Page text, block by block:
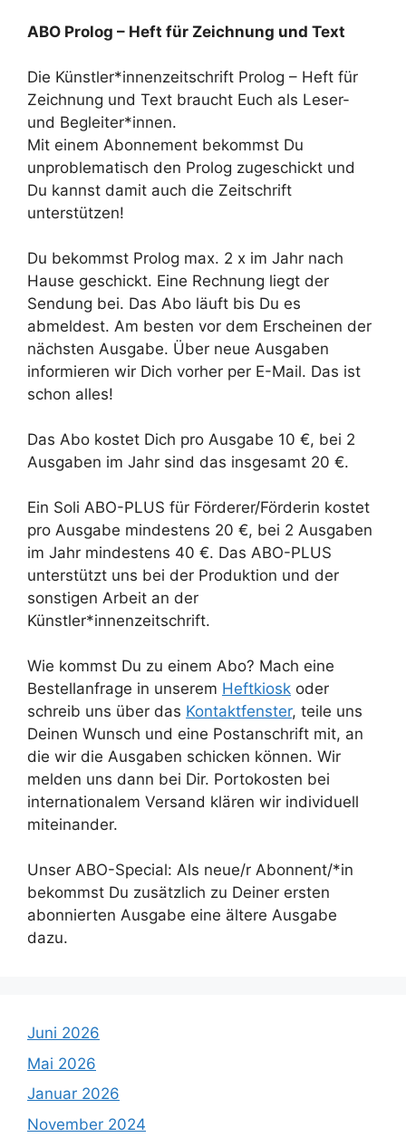
ABO Prolog – Heft für Zeichnung und Text
Die Künstler*innenzeitschrift Prolog – Heft für
Zeichnung und Text braucht Euch als Leser-
und Begleiter*innen.
Mit einem Abonnement bekommst Du
unproblematisch den Prolog zugeschickt und
Du kannst damit auch die Zeitschrift
unterstützen!
Du bekommst Prolog max. 2 x im Jahr nach
Hause geschickt. Eine Rechnung liegt der
Sendung bei. Das Abo läuft bis Du es
abmeldest. Am besten vor dem Erscheinen der
nächsten Ausgabe. Über neue Ausgaben
informieren wir Dich vorher per E-Mail. Das ist
schon alles!
Das Abo kostet Dich pro Ausgabe 10 €, bei 2
Ausgaben im Jahr sind das insgesamt 20 €.
Ein Soli ABO-PLUS für Förderer/Förderin kostet
pro Ausgabe mindestens 20 €, bei 2 Ausgaben
im Jahr mindestens 40 €. Das ABO-PLUS
unterstützt uns bei der Produktion und der
sonstigen Arbeit an der
Künstler*innenzeitschrift.
Wie kommst Du zu einem Abo? Mach eine
Bestellanfrage in unserem Heftkiosk oder
schreib uns über das Kontaktfenster, teile uns
Deinen Wunsch und eine Postanschrift mit, an
die wir die Ausgaben schicken können. Wir
melden uns dann bei Dir. Portokosten bei
internationalem Versand klären wir individuell
miteinander.
Unser ABO-Special: Als neue/r Abonnent/*in
bekommst Du zusätzlich zu Deiner ersten
abonnierten Ausgabe eine ältere Ausgabe
dazu.
Juni 2026
Mai 2026
Januar 2026
November 2024